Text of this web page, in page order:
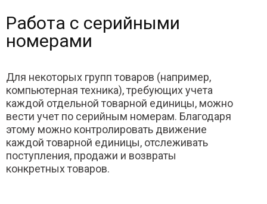
Работа с серийными
номерами
Для некоторых групп товаров (например,
компьютерная техника), требующих учета
каждой отдельной товарной единицы, можно
вести учет по серийным номерам. Благодаря
этому можно контролировать движение
каждой товарной единицы, отслеживать
поступления, продажи и возвраты
конкретных товаров.